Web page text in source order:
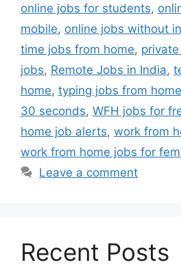
online jobs for students,
mobile, online jobs without
time jobs from home,
jobs, Remote Jobs in India,
home, typing jobs from home
30 seconds, WFH jobs for
home job alerts, work from
work from home jobs for
Leave a comment
Recent Posts